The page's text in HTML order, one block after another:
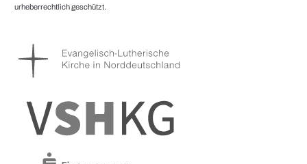
urheberrechtlich geschützt.